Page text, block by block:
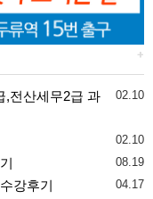
+
02.10
,전산세무2급 과
02.10
08.19
04.17
강후기